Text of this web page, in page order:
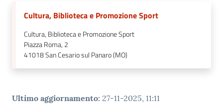
Cultura, Biblioteca e Promozione Sport
Cultura, Biblioteca e Promozione Sport
Piazza Roma, 2
41018San Cesario sul Panaro (MO)
Ultimo aggiornamento: 27-11-2025, 11:11